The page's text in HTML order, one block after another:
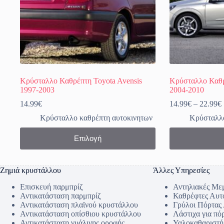
Κρύσταλλο Καθρέπτη Toyota Avensis
1997-2003
14.99€
Κρύσταλλο καθρέπτη αυτοκινητων
Επιλογή
Αυτό
προϊόν
πολλαπλές
παραλλαγές.
Οι
επιλογές
μπορούν
να
επιλεγούν
Κρύσταλλο
2004-2010
14.99€ – 22.99€
Αυτό
προϊόν
πολλαπλές
παραλλαγές.
Οι
επιλογές
μπορούν
να
επιλεγούν
Ζημιά κρυστάλλου
Επισκευή παρμπρίζ
Αντικατάσταση παρμπρίζ
Αντικατάσταση πλαϊνού κρυστάλλου
Αντικατάσταση οπίσθιου κρυστάλλου
Άλλες Υπηρεσίες
Αντηλιακές
Καθρέφτες
Γρύλοι Πόρτας
Λάστιχα για